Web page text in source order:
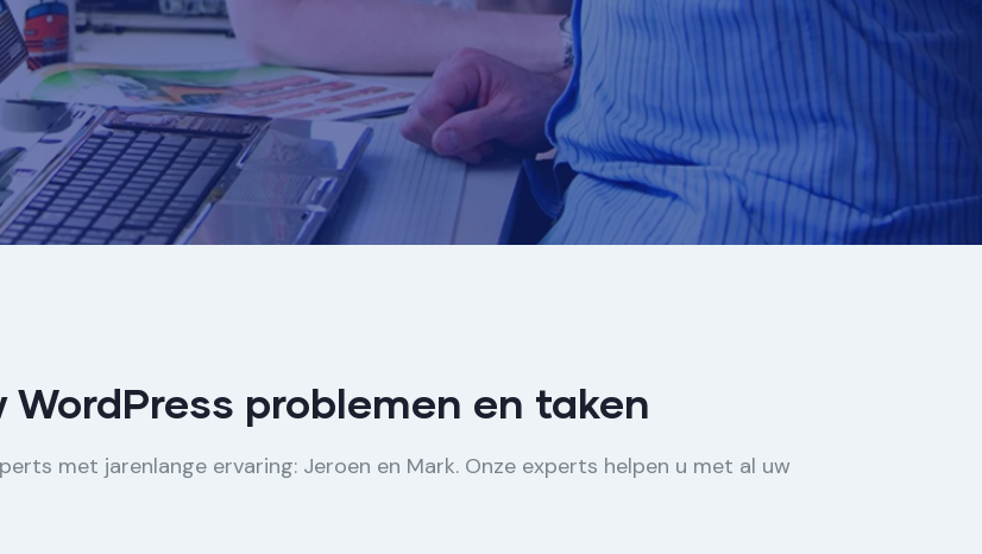
problemen en taken
met jarenlange ervaring: Jeroen en Mark. Onze experts helpen u met al uw